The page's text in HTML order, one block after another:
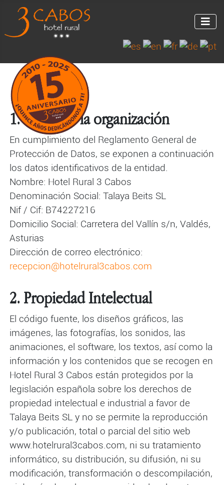
1. Datos de la organización
En cumplimiento del Reglamento General de
Protección de Datos, se exponen a continuación
los datos identificativos de la entidad.
Nombre: Hotel Rural 3 Cabos
Denominación Social: Talaya Beits SL
Nif / Cif: B74227216
Domicilio Social: Carretera del Vallín s/n, Valdés,
Asturias
Dirección de correo electrónico:
recepcion@hotelrural3cabos.com
2. Propiedad Intelectual
El código fuente, los diseños gráficos, las
imágenes, las fotografías, los sonidos, las
animaciones, el software, los textos, así como la
información y los contenidos que se recogen en
Hotel Rural 3 Cabos están protegidos por la
legislación española sobre los derechos de
propiedad intelectual e industrial a favor de
Talaya Beits SL y no se permite la reproducción
y/o publicación, total o parcial del sitio web
www.hotelrural3cabos.com, ni su tratamiento
informático, su distribución, su difusión, ni su
modificación, transformación o descompilación,